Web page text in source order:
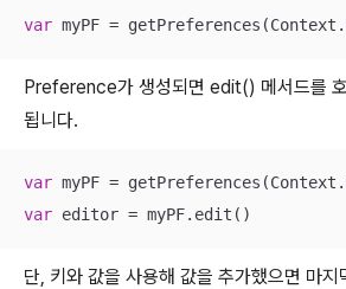
var myPF =
Preference가 생성되면 edit() 메서드를
됩니다.
var
var editor = myPF.edit()
단, 키와 값을 사용해 값을 추가했으면 마